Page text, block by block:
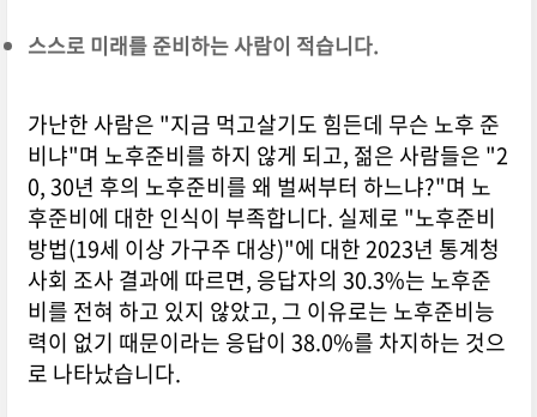
스스로 미래를 준비하는 사람이 적습니다.
가난한 사람은 "지금 먹고살기도 힘든데 무슨 노후 준
비냐"며 노후준비를 하지 않게 되고, 젊은 사람들은 "2
0, 30년 후의 노후준비를 왜 벌써부터 하느냐?"며 노
후준비에 대한 인식이 부족합니다. 실제로 "노후준비
방법(19세 이상 가구주 대상)"에 대한 2023년 통계청
사회 조사 결과에 따르면, 응답자의 30.3%는 노후준
비를 전혀 하고 있지 않았고, 그 이유로는 노후준비능
력이 없기 때문이라는 응답이 38.0%를 차지하는 것으
로 나타났습니다.